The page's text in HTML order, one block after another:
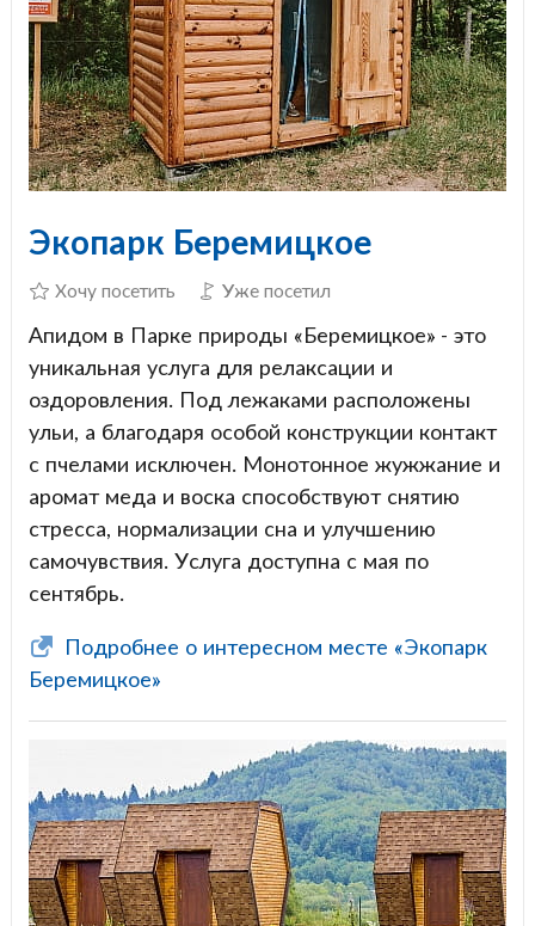
Экопарк Беремицкое
Хочу посетить Уже посетил
Апидом в Парке природы «Беремицкое» - это
уникальная услуга для релаксации и
оздоровления. Под лежаками расположены
ульи, а благодаря особой конструкции контакт
с пчелами исключен. Монотонное жужжание и
аромат меда и воска способствуют снятию
стресса, нормализации сна и улучшению
самочувствия. Услуга доступна с мая по
сентябрь.
Подробнее о интересном месте «Экопарк
Беремицкое»